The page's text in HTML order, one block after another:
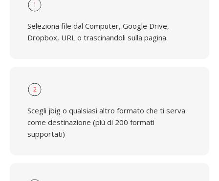
1
Seleziona file dal Computer, Google Drive,
Dropbox, URL o trascinandoli sulla pagina.
2
Scegli jbig o qualsiasi altro formato che ti serva
come destinazione (più di 200 formati
supportati)